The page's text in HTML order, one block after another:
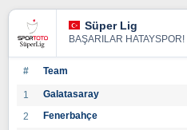
Süper Lig
BAŞARILAR HATAYSPOR!
# Team
1 Galatasaray
2
Fenerbahçe